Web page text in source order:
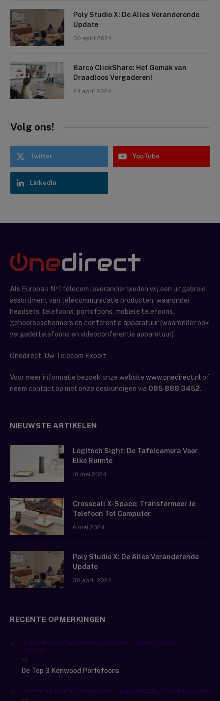
Poly Studio X: De Alles Veranderende
Update
30 april 2024
Barco ClickShare: Het Gemak van
Draadloos Vergaderen!
24 april 2024
Volg ons!
Twitter YouTube
LinkedIn
Als Europa’s Nº1 telecom leverancier bieden wij een uitgebreid
assortiment van telecommunicatie producten, waaronder
headsets, telefoons, portofoons, mobiele telefoons,
gehoorbeschermers en conferentie apparatuur (waaronder ook
vergadertelefoons en videoconferentie apparatuur)
Onedirect, Uw Telecom Expert
Voor meer informatie bezoek onze website www.onedirect.nl of
neem contact op met onze deskundigen via 085 888 3452.
NIEUWSTE ARTIKELEN
Logitech Sight: De Tafelcamera Voor
Elke Ruimte
10 mei 2024
Crosscall X-Space: Transformeer Je
Telefoon Tot Computer
6 mei 2024
Poly Studio X: De Alles Veranderende
Update
30 april 2024
RECENTE OPMERKINGEN
DE BESTE GROOT BEREIK PORTOFOONS | WALKIE TALKIES |
ONEDIRECT
op
De Top 3 Kenwood Portofoons
UHF VHF VERSCHIL PORTOFOONS | TELECOMBLOG | ONEDIRECT.CO.NL
op